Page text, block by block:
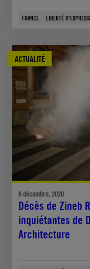
FRANCE LIBERTÉ
ACTUALITÉ
6 décembre, 2020
Décès de Zineb
inquiétantes de
Architecture